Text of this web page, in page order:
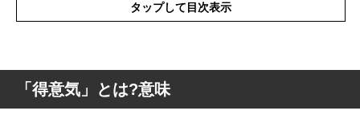
タップして目次表示
「得意気」とは?意味